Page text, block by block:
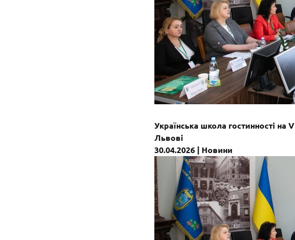
Українська школа гостинності на
Львові
30.04.2026 | Новини